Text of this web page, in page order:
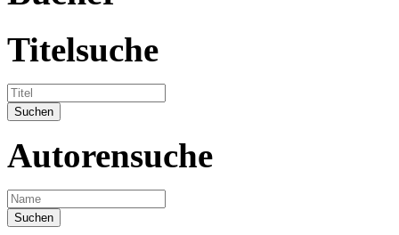
Titelsuche
Autorensuche